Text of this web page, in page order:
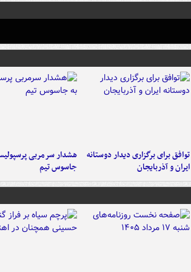
توافق برای برگزاری دیدار دوستانه
ایران و آذربایجان
هشدار سرمربی
جاسوس تیم